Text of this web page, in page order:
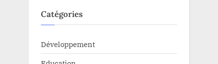
Catégories
Développement